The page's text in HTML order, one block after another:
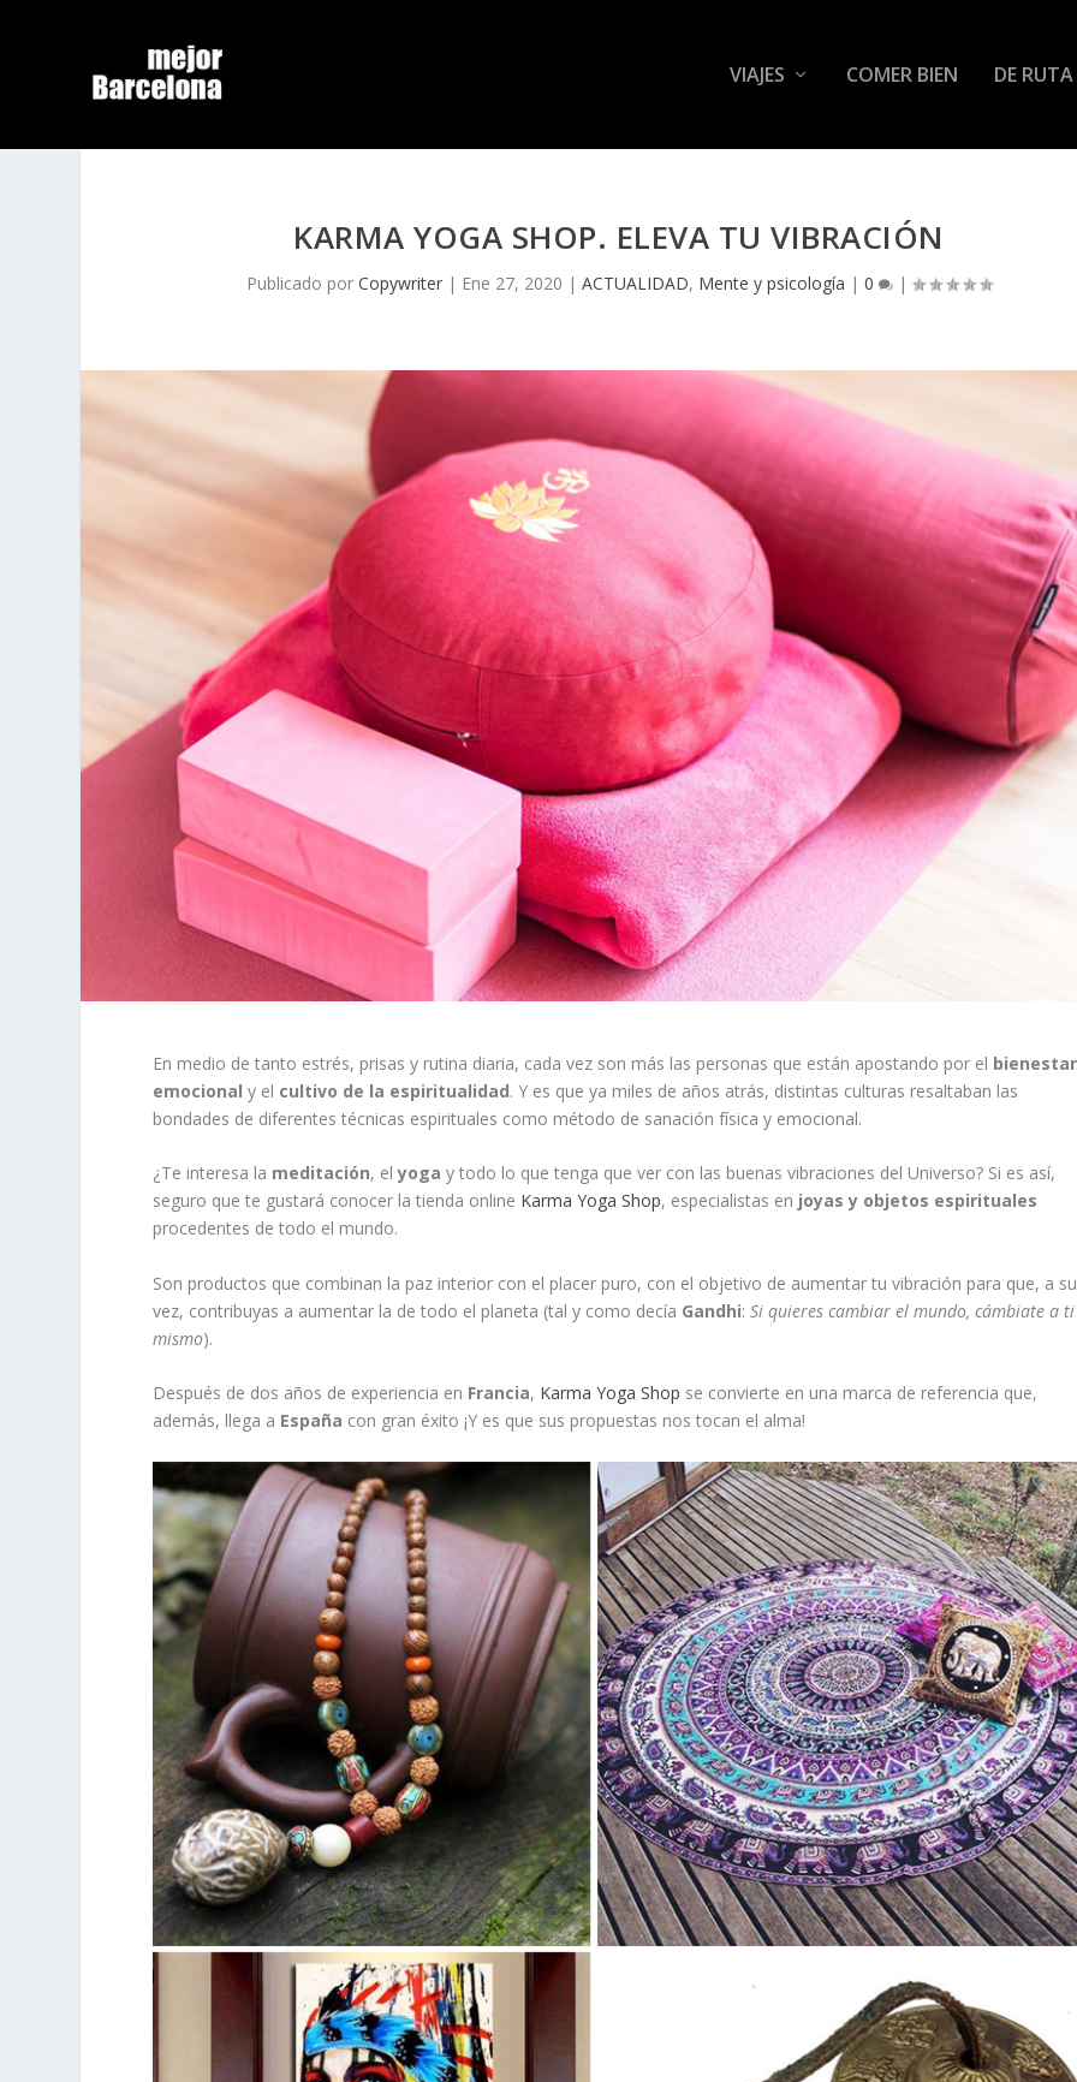
VIAJES COMER BIEN DE RUTA
KARMA YOGA SHOP. ELEVA TU VIBRACIÓN
Publicado por Copywriter| Ene 27, 2020 | ACTUALIDAD, Mente y psicología | 0 |
En medio de tanto estrés, prisas y rutina diaria, cada vez son más las personas que están apostando por el bienestar
emocional y el cultivo de la espiritualidad. Y es que ya miles de años atrás, distintas culturas resaltaban las
bondades de diferentes técnicas espirituales como método de sanación física y emocional.
¿Te interesa la meditación, elyoga y todo lo que tenga que ver con las buenas vibraciones del Universo? Si es así,
seguro que te gustará conocer la tienda online Karma Yoga Shop, especialistas en joyas y objetos espirituales
procedentes de todo el mundo.
Son productos que combinan la paz interior con el placer puro, con el objetivo de aumentar tu vibración para que, a su
vez, contribuyas a aumentar la de todo el planeta (tal y como decía Gandhi:Si quieres cambiar el mundo, cámbiate a ti
mismo).
Después de dos años de experiencia en Francia, Karma Yoga Shop se convierte en una marca de referencia que,
además, llega a España con gran éxito ¡Y es que sus propuestas nos tocan el alma!